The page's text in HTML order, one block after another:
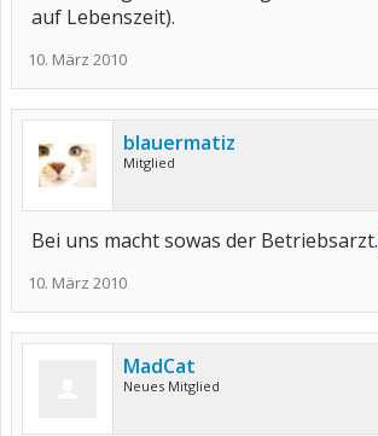
auf Lebenszeit).
10. März 2010
blauermatiz
Mitglied
Bei uns macht sowas der Betriebsarzt.
10. März 2010
MadCat
Neues Mitglied